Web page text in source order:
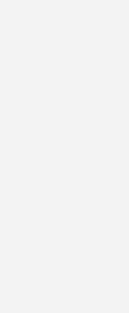
Betriebs- und
daraus folgende
Doch
an
KI dafür
dazu befähigt
sie länger
ein Wechsel
sind
ist auch
der